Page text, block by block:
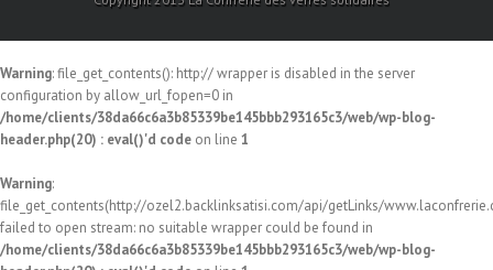
Warning: file_get_contents(): http:// wrapper is disabled in the server
configuration by allow_url_fopen=0 in
/home/clients/38da66c6a3b85339be145bbb293165c3/web/wp-blog-
header.php(20) : eval()'d code on line 1
Warning:
file_get_contents(http://ozel2.backlinksatisi.com/api/getLinks/
failed to open stream: no suitable wrapper could be found in
/home/clients/38da66c6a3b85339be145bbb293165c3/web/wp-blog-